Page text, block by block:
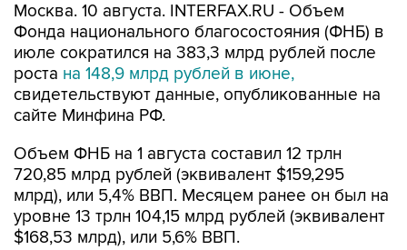
Москва. 10 августа. INTERFAX.RU - Объем
Фонда национального благосостояния (ФНБ) в
июле сократился на 383,3 млрд рублей после
роста на 148,9 млрд рублей в июне,
свидетельствуют данные, опубликованные на
сайте Минфина РФ.
Объем ФНБ на 1 августа составил 12 трлн
720,85 млрд рублей (эквивалент $159,295
млрд), или 5,4% ВВП. Месяцем ранее он был на
уровне 13 трлн 104,15 млрд рублей (эквивалент
$168,53 млрд), или 5,6% ВВП.